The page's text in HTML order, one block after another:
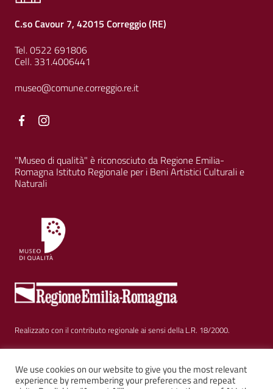
C.so Cavour 7, 42015 Correggio (RE)
Tel. 0522 691806
Cell. 331.4006441
museo@comune.correggio.re.it
Facebook
"Museo di qualità" è riconosciuto da Regione Emilia-
Romagna Istituto Regionale per i Beni Artistici Culturali e
Naturali
Realizzato con il contributo regionale ai sensi della L.R. 18/2000.
Sezione Link Utili
Privacy | Cookie policy | Note legali | Contatti |
We use cookies on our website to give you the most relevant
experience by remembering your preferences and repeat